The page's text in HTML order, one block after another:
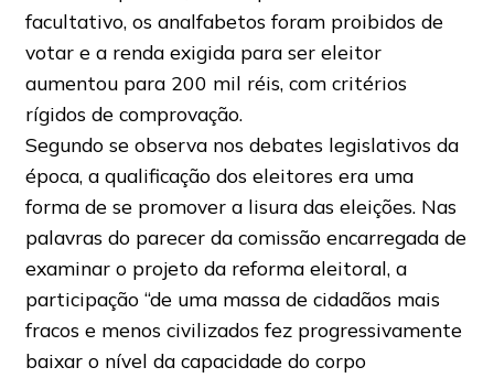
facultativo, os analfabetos foram proibidos de
votar e a renda exigida para ser eleitor
aumentou para 200 mil réis, com critérios
rígidos de comprovação.
Segundo se observa nos debates legislativos da
época, a qualificação dos eleitores era uma
forma de se promover a lisura das eleições. Nas
palavras do parecer da comissão encarregada de
examinar o projeto da reforma eleitoral, a
participação “de uma massa de cidadãos mais
fracos e menos civilizados fez progressivamente
baixar o nível da capacidade do corpo